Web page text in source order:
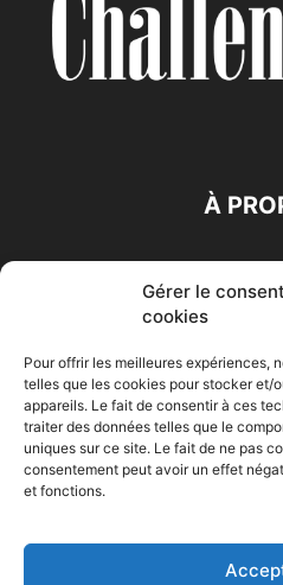
Gérer le
cookies
Pour offrir les meilleures expériences,
telles que les cookies pour stocker et/
appareils. Le fait de consentir à ces
traiter des données telles que le
uniques sur ce site. Le fait de ne pas
consentement peut avoir un effet
et fonctions.
À
Accueil Economie
Maghreb